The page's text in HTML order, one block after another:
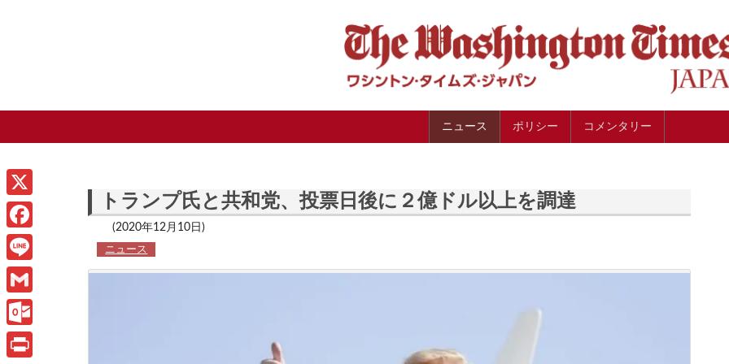
ニュース ポリシー コメンタリー
トランプ氏と共和党、投票日後に２億ドル以上を調達
(2020年12月10日)
ニュース
X
F
a
c
e
b
L
i
n
e
G
m
a
O